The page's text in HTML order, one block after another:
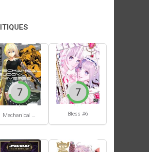
Mechanical Buddy Universe #0
7
Bless #6
7